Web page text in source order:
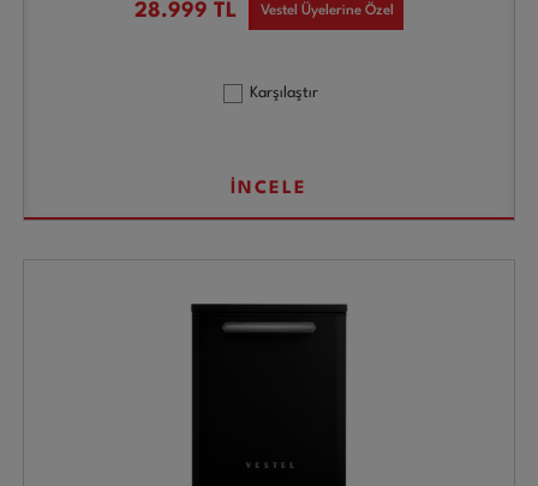
28.999 TL Vestel Üyelerine Özel
Karşılaştır
İNCELE